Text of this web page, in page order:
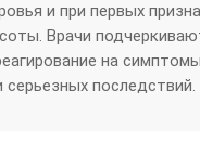
и при первых
Врачи
на
последствий.